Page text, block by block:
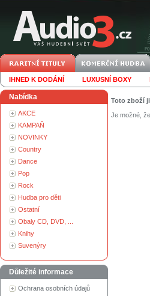
IHNED K DODÁNÍ LUXUSNÍ BOXY
Nabídka
AKCE
KAMPAŇ
NOVINKY
Country
Dance
Pop
Rock
Hudba pro děti
Ostatní
Obaly CD, DVD, ...
Knihy
Suvenýry
Důležité informace
Ochrana osobních údajů
Toto zboží
Je možné,